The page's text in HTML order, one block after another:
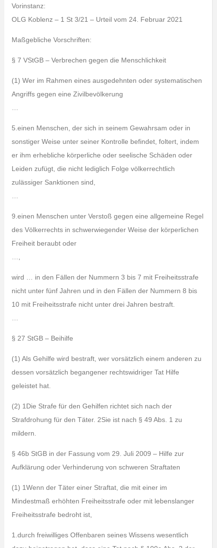
Vorinstanz:
OLG Koblenz – 1 St 3/21 – Urteil vom 24. Februar 2021
Maßgebliche Vorschriften:
§ 7 VStGB – Verbrechen gegen die Menschlichkeit
(1) Wer im Rahmen eines ausgedehnten oder systematischen
Angriffs gegen eine Zivilbevölkerung
5.einen Menschen, der sich in seinem Gewahrsam oder in
sonstiger Weise unter seiner Kontrolle befindet, foltert, indem
er ihm erhebliche körperliche oder seelische Schäden oder
Leiden zufügt, die nicht lediglich Folge völkerrechtlich
zulässiger Sanktionen sind,
9.einen Menschen unter Verstoß gegen eine allgemeine Regel
des Völkerrechts in schwerwiegender Weise der körperlichen
Freiheit beraubt oder
wird … in den Fällen der Nummern 3 bis 7 mit Freiheitsstrafe
nicht unter fünf Jahren und in den Fällen der Nummern 8 bis
10 mit Freiheitsstrafe nicht unter drei Jahren bestraft.
§ 27 StGB – Beihilfe
(1) Als Gehilfe wird bestraft, wer vorsätzlich einem anderen zu
dessen vorsätzlich begangener rechtswidriger Tat Hilfe
geleistet hat.
(2) 1Die Strafe für den Gehilfen richtet sich nach der
Strafdrohung für den Täter. 2Sie ist nach § 49 Abs. 1 zu
mildern.
§ 46b StGB in der Fassung vom 29. Juli 2009 – Hilfe zur
Aufklärung oder Verhinderung von schweren Straftaten
(1) 1Wenn der Täter einer Straftat, die mit einer im
Mindestmaß erhöhten Freiheitsstrafe oder mit lebenslanger
Freiheitsstrafe bedroht ist,
1.durch freiwilliges Offenbaren seines Wissens wesentlich